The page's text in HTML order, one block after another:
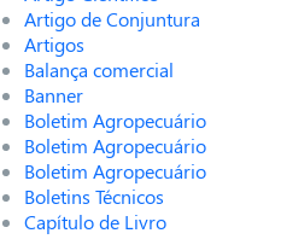
Artigo de Conjuntura
Artigos
Balança comercial
Banner
Boletim Agropecuário
Boletim Agropecuário
Boletim Agropecuário
Boletins Técnicos
Capítulo de Livro